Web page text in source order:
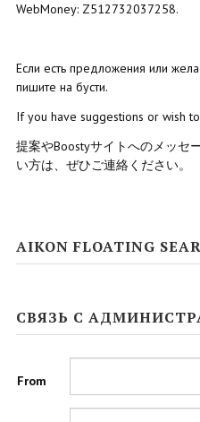
WebMoney: Z512732037258.
Если есть предложения или
пишите на бусти.
If you have suggestions or wish
提案やBoostyサイトへのメッセ
い方は、ぜひご連絡ください。
AIKON FLOATING
СВЯЗЬ С
From